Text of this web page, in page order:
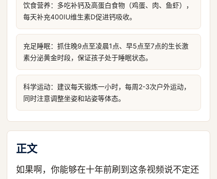
饮食营养：多吃补钙及高蛋白食物（鸡蛋、肉、鱼虾），
每天补充400IU维生素D促进钙吸收。
充足睡眠：抓住晚9点至凌晨1点、早5点至7点的生长激
素分泌黄金时段，保证孩子处于睡眠状态。
科学运动：建议每天锻炼一小时，每周2-3次户外运动，
同时注意调整坐姿和站姿等体态。
正文
如果啊，你能够在十年前刷到这条视频说不定还